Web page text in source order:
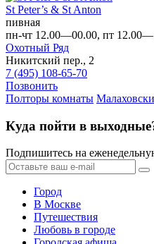
St Peter’s & St Anton
пивная
пн-чт 12.00—00.00, пт
Охотный Ряд
Никитский пер., 2
7 (495) 108-65-70
Позвонить
Полторы комнаты
Куда пойти в
Подпишитесь на
Город
В Москве
Путешествия
Любовь в городе